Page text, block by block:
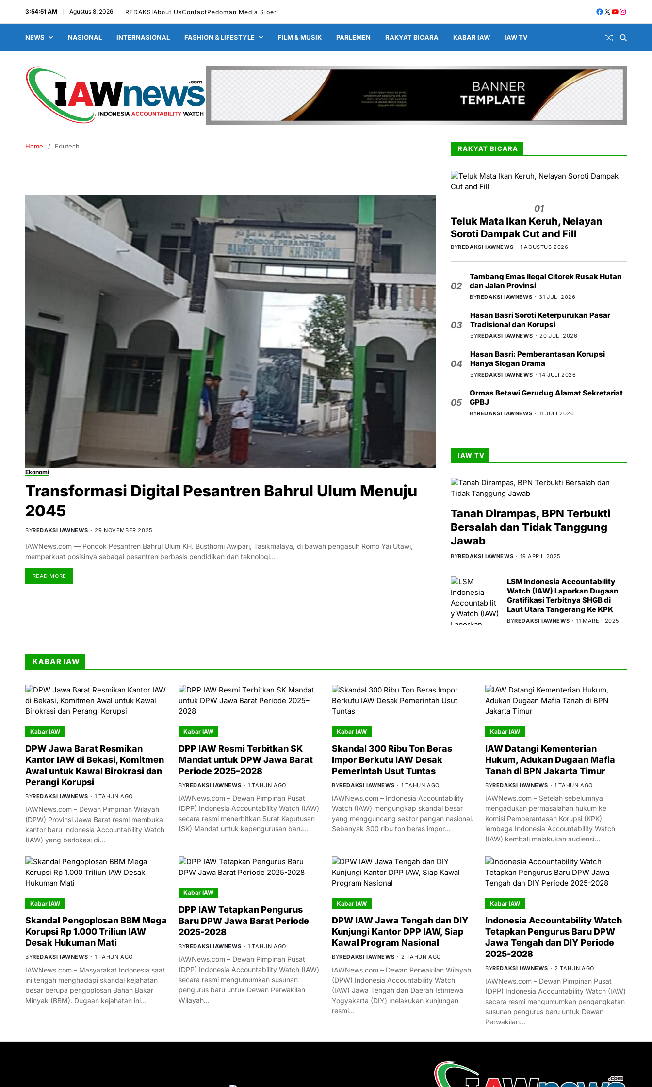
3:54:52 AM Agustus 8, 2026 REDAKSIAbout UsContactPedoman Media Siber
NEWS NASIONAL INTERNASIONAL FASHION & LIFESTYLE FILM & MUSIK PARLEMEN RAKYAT BICARA KABAR IAW IAW TV
Home Edutech
Ekonomi
Transformasi Digital Pesantren Bahrul Ulum Menuju
2045
BYREDAKSI IAWNEWS 29 NOVEMBER 2025
IAWNews.com — Pondok Pesantren Bahrul Ulum KH. Busthomi Awipari, Tasikmalaya, di bawah pengasuh Romo Yai Utawi,
memperkuat posisinya sebagai pesantren berbasis pendidikan dan teknologi…
READ MORE
RAKYAT BICARA
01
Teluk Mata Ikan Keruh, Nelayan
Soroti Dampak Cut and Fill
BYREDAKSI IAWNEWS 1 AGUSTUS 2026
02
Tambang Emas Ilegal Citorek Rusak Hutan
dan Jalan Provinsi
BYREDAKSI IAWNEWS 31 JULI 2026
03
Hasan Basri Soroti Keterpurukan Pasar
Tradisional dan Korupsi
BYREDAKSI IAWNEWS 20 JULI 2026
04
Hasan Basri: Pemberantasan Korupsi
Hanya Slogan Drama
BYREDAKSI IAWNEWS 14 JULI 2026
05
Ormas Betawi Gerudug Alamat Sekretariat
GPBJ
BYREDAKSI IAWNEWS 11 JULI 2026
IAW TV
Tanah Dirampas, BPN Terbukti
Bersalah dan Tidak Tanggung
Jawab
BYREDAKSI IAWNEWS 19 APRIL 2025
LSM Indonesia Accountability
Watch (IAW) Laporkan Dugaan
Gratifikasi Terbitnya SHGB di
Laut Utara Tangerang Ke KPK
BYREDAKSI IAWNEWS 11 MARET 2025
KABAR IAW
Kabar IAW
DPW Jawa Barat Resmikan
Kantor IAW di Bekasi, Komitmen
Awal untuk Kawal Birokrasi dan
Perangi Korupsi
BYREDAKSI IAWNEWS 1 TAHUN AGO
IAWNews.com – Dewan Pimpinan Wilayah
(DPW) Provinsi Jawa Barat resmi membuka
kantor baru Indonesia Accountability Watch
(IAW) yang berlokasi di…
Kabar IAW
DPP IAW Resmi Terbitkan SK
Mandat untuk DPW Jawa Barat
Periode 2025–2028
BYREDAKSI IAWNEWS 1 TAHUN AGO
IAWNews.com – Dewan Pimpinan Pusat
(DPP) Indonesia Accountability Watch (IAW)
secara resmi menerbitkan Surat Keputusan
(SK) Mandat untuk kepengurusan baru…
Kabar IAW
Skandal 300 Ribu Ton Beras
Impor Berkutu IAW Desak
Pemerintah Usut Tuntas
BYREDAKSI IAWNEWS 1 TAHUN AGO
IAWNews.com – Indonesia Accountability
Watch (IAW) mengungkap skandal besar
yang mengguncang sektor pangan nasional.
Sebanyak 300 ribu ton beras impor…
Kabar IAW
IAW Datangi Kementerian
Hukum, Adukan Dugaan Mafia
Tanah di BPN Jakarta Timur
BYREDAKSI IAWNEWS 1 TAHUN AGO
IAWNews.com – Setelah sebelumnya
mengadukan permasalahan hukum ke
Komisi Pemberantasan Korupsi (KPK),
lembaga Indonesia Accountability Watch
(IAW) kembali melakukan audiensi…
Kabar IAW
Skandal Pengoplosan BBM Mega
Korupsi Rp 1.000 Triliun IAW
Desak Hukuman Mati
BYREDAKSI IAWNEWS 1 TAHUN AGO
IAWNews.com – Masyarakat Indonesia saat
ini tengah menghadapi skandal kejahatan
besar berupa pengoplosan Bahan Bakar
Minyak (BBM). Dugaan kejahatan ini…
Kabar IAW
DPP IAW Tetapkan Pengurus
Baru DPW Jawa Barat Periode
2025-2028
BYREDAKSI IAWNEWS 1 TAHUN AGO
IAWNews.com – Dewan Pimpinan Pusat
(DPP) Indonesia Accountability Watch (IAW)
secara resmi mengumumkan susunan
pengurus baru untuk Dewan Perwakilan
Wilayah…
Kabar IAW
DPW IAW Jawa Tengah dan DIY
Kunjungi Kantor DPP IAW, Siap
Kawal Program Nasional
BYREDAKSI IAWNEWS 2 TAHUN AGO
IAWNews.com – Dewan Perwakilan Wilayah
(DPW) Indonesia Accountability Watch
(IAW) Jawa Tengah dan Daerah Istimewa
Yogyakarta (DIY) melakukan kunjungan
resmi…
Kabar IAW
Indonesia Accountability Watch
Tetapkan Pengurus Baru DPW
Jawa Tengah dan DIY Periode
2025-2028
BYREDAKSI IAWNEWS 2 TAHUN AGO
IAWNews.com – Dewan Pimpinan Pusat
(DPP) Indonesia Accountability Watch (IAW)
secara resmi mengumumkan pengangkatan
susunan pengurus baru untuk Dewan
Perwakilan…